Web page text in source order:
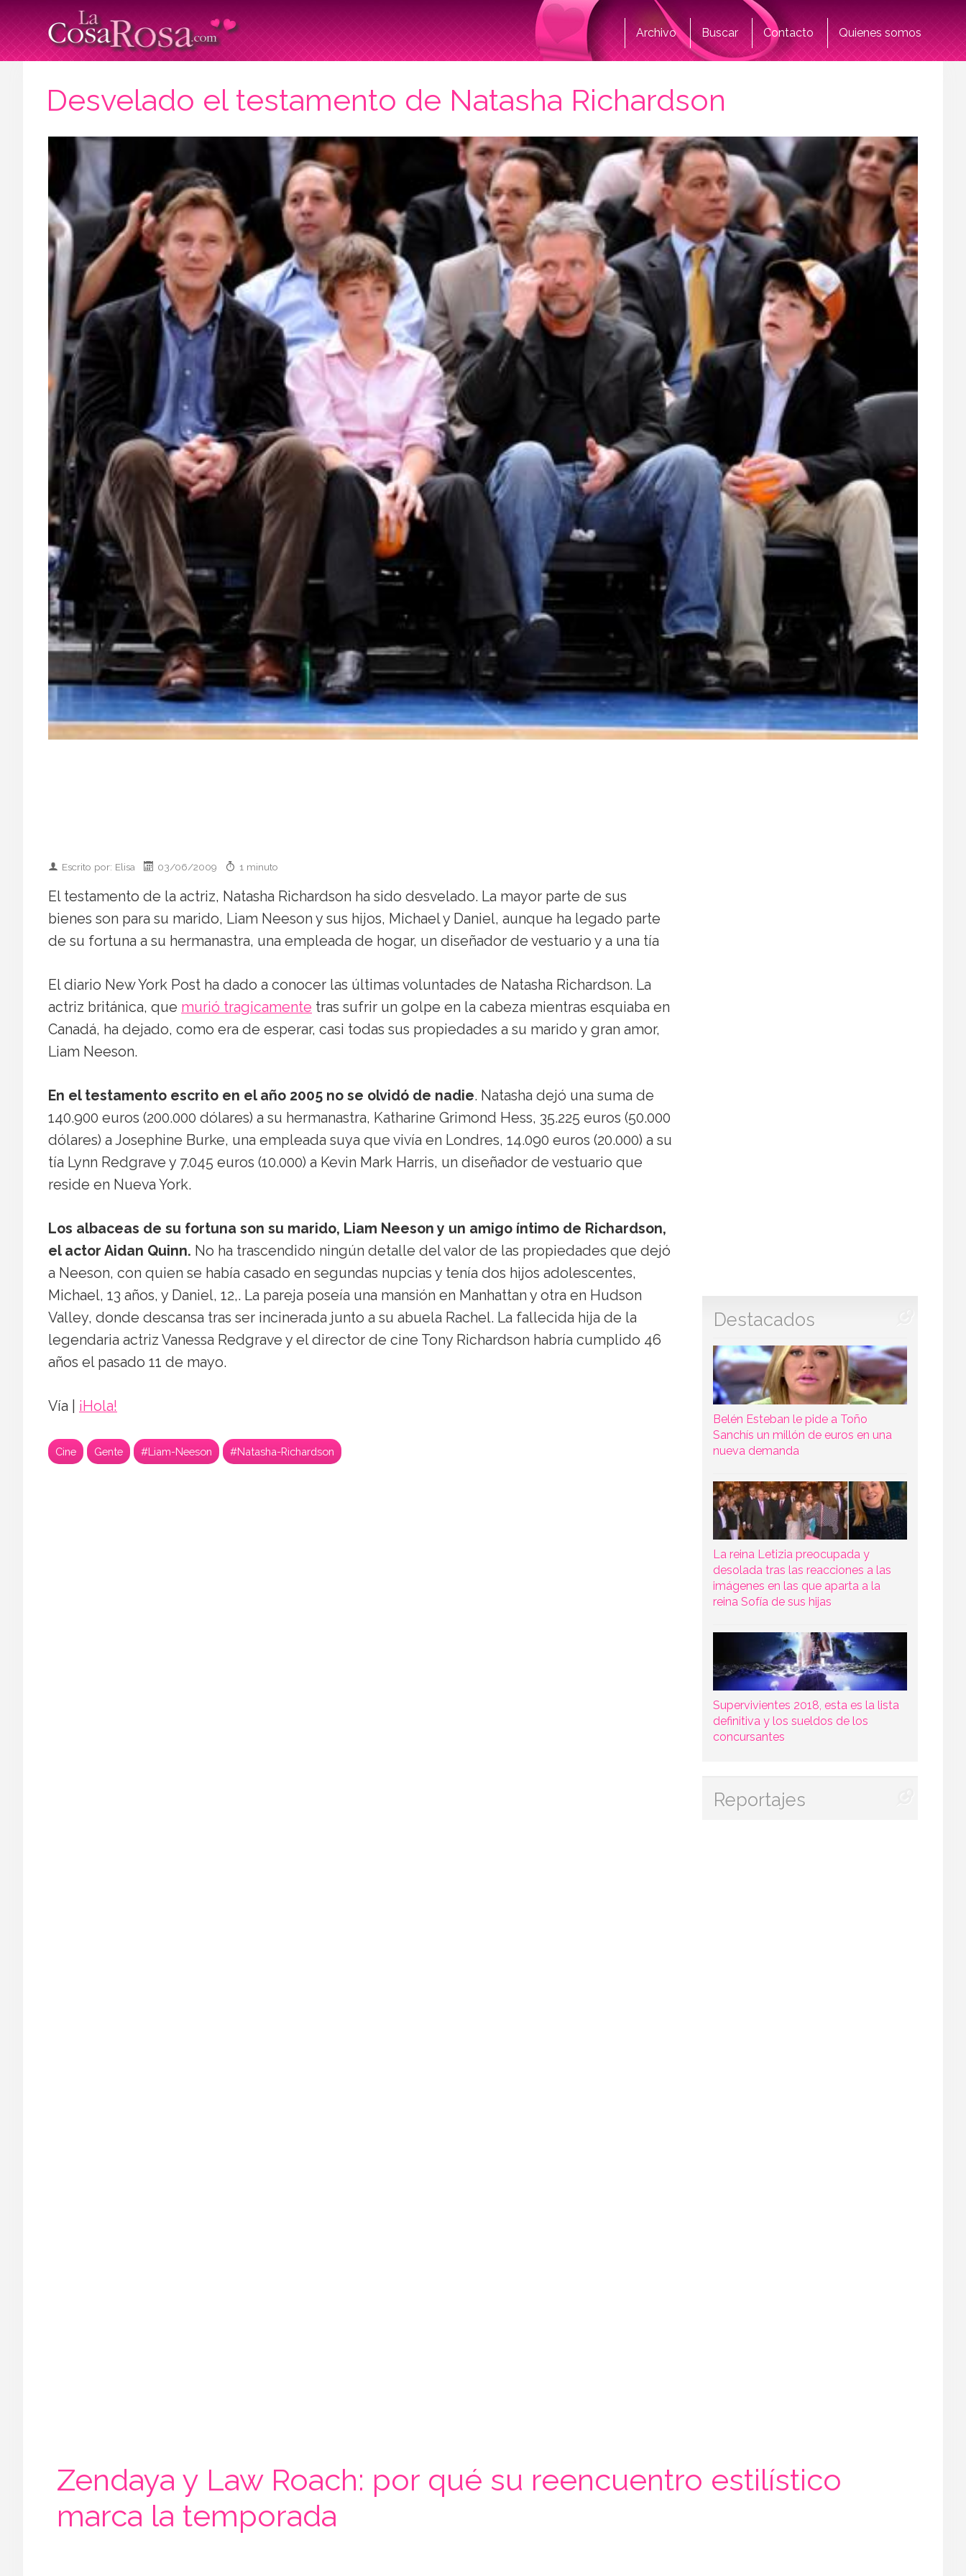
Archivo Buscar Contacto Quienes somos
Desvelado el testamento de Natasha Richardson
Escrito por: Elisa 03/06/2009 1 minuto
El testamento de la actriz, Natasha Richardson ha sido desvelado. La mayor parte de sus
bienes son para su marido, Liam Neeson y sus hijos, Michael y Daniel, aunque ha legado parte
de su fortuna a su hermanastra, una empleada de hogar, un diseñador de vestuario y a una tía
El diario New York Post ha dado a conocer las últimas voluntades de Natasha Richardson. La
actriz británica, que murió tragicamente tras sufrir un golpe en la cabeza mientras esquiaba en
Canadá, ha dejado, como era de esperar, casi todas sus propiedades a su marido y gran amor,
Liam Neeson.
En el testamento escrito en el año 2005 no se olvidó de nadie. Natasha dejó una suma de
140.900 euros (200.000 dólares) a su hermanastra, Katharine Grimond Hess, 35.225 euros (50.000
dólares) a Josephine Burke, una empleada suya que vivía en Londres, 14.090 euros (20.000) a su
tía Lynn Redgrave y 7.045 euros (10.000) a Kevin Mark Harris, un diseñador de vestuario que
reside en Nueva York.
Los albaceas de su fortuna son su marido, Liam Neeson y un amigo íntimo de Richardson,
el actor Aidan Quinn. No ha trascendido ningún detalle del valor de las propiedades que dejó
a Neeson, con quien se había casado en segundas nupcias y tenía dos hijos adolescentes,
Michael, 13 años, y Daniel, 12,. La pareja poseía una mansión en Manhattan y otra en Hudson
Valley, donde descansa tras ser incinerada junto a su abuela Rachel. La fallecida hija de la
legendaria actriz Vanessa Redgrave y el director de cine Tony Richardson habría cumplido 46
años el pasado 11 de mayo.
Vía | ¡Hola!
Cine Gente #Liam-Neeson #Natasha-Richardson
Destacados
Belén Esteban le pide a Toño
Sanchís un millón de euros en una
nueva demanda
La reina Letizia preocupada y
desolada tras las reacciones a las
imágenes en las que aparta a la
reina Sofía de sus hijas
Supervivientes 2018, esta es la lista
definitiva y los sueldos de los
concursantes
Reportajes
Zendaya y Law Roach: por qué su reencuentro estilístico
marca la temporada